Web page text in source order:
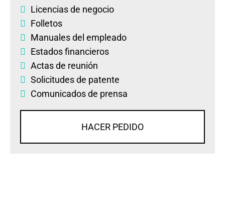
Licencias de negocio
Folletos
Manuales del empleado
Estados financieros
Actas de reunión
Solicitudes de patente
Comunicados de prensa
HACER PEDIDO